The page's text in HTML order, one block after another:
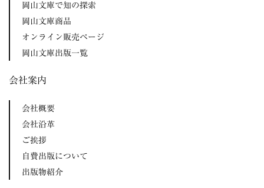
岡山文庫で知の探索
岡山文庫商品
オンライン販売ページ
岡山文庫出版一覧
会社案内
会社概要
会社沿革
ご挨拶
自費出版について
出版物紹介